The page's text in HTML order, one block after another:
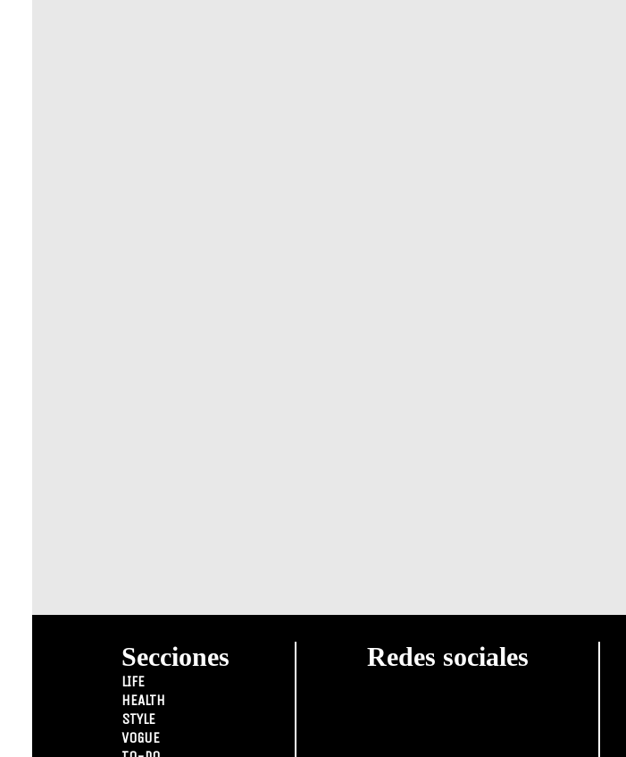
Secciones
LIFE
HEALTH
STYLE
VOGUE
Redes sociales